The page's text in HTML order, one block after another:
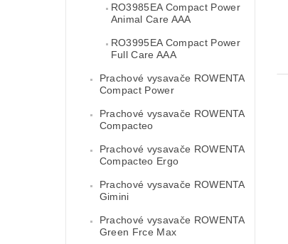
RO3985EA Compact Power
Animal Care AAA
RO3995EA Compact Power
Full Care AAA
Prachové vysavače ROWENTA
Compact Power
Prachové vysavače ROWENTA
Compacteo
Prachové vysavače ROWENTA
Compacteo Ergo
Prachové vysavače ROWENTA
Gimini
Prachové vysavače ROWENTA
Green Frce Max